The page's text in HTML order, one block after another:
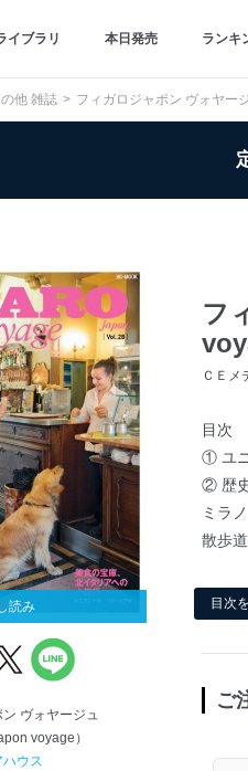
イブラリ 本日発売 ランキ
他 雑誌 フィガロジャポン ヴォヤー
読み
ヴォヤージュ
voyage）
ハウス
フ
ＣＥメ
目次
① ユ
② 歴
ミラ
散歩
目次
ご